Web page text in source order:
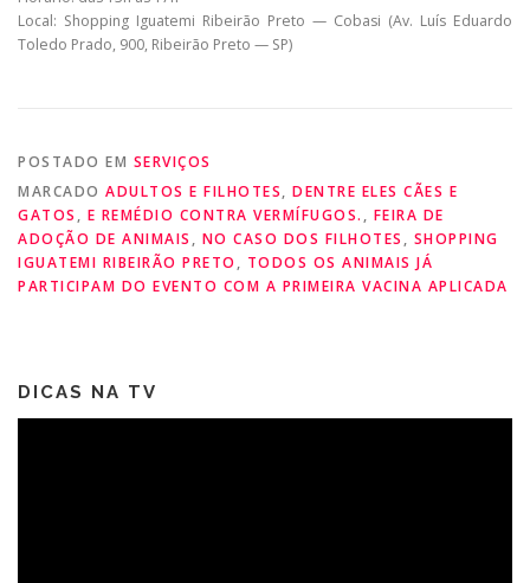
Local: Shopping Iguatemi Ribeirão Preto — Cobasi (Av. Luís Eduardo
Toledo Prado, 900, Ribeirão Preto — SP)
POSTADO EM SERVIÇOS
MARCADO ADULTOS E FILHOTES, DENTRE ELES CÃES E
GATOS , E REMÉDIO CONTRA VERMÍFUGOS. , FEIRA DE
ADOÇÃO DE ANIMAIS , NO CASO DOS FILHOTES , SHOPPING
IGUATEMI RIBEIRÃO PRETO , TODOS OS ANIMAIS JÁ
PARTICIPAM DO EVENTO COM A PRIMEIRA VACINA APLICADA
DICAS NA TV